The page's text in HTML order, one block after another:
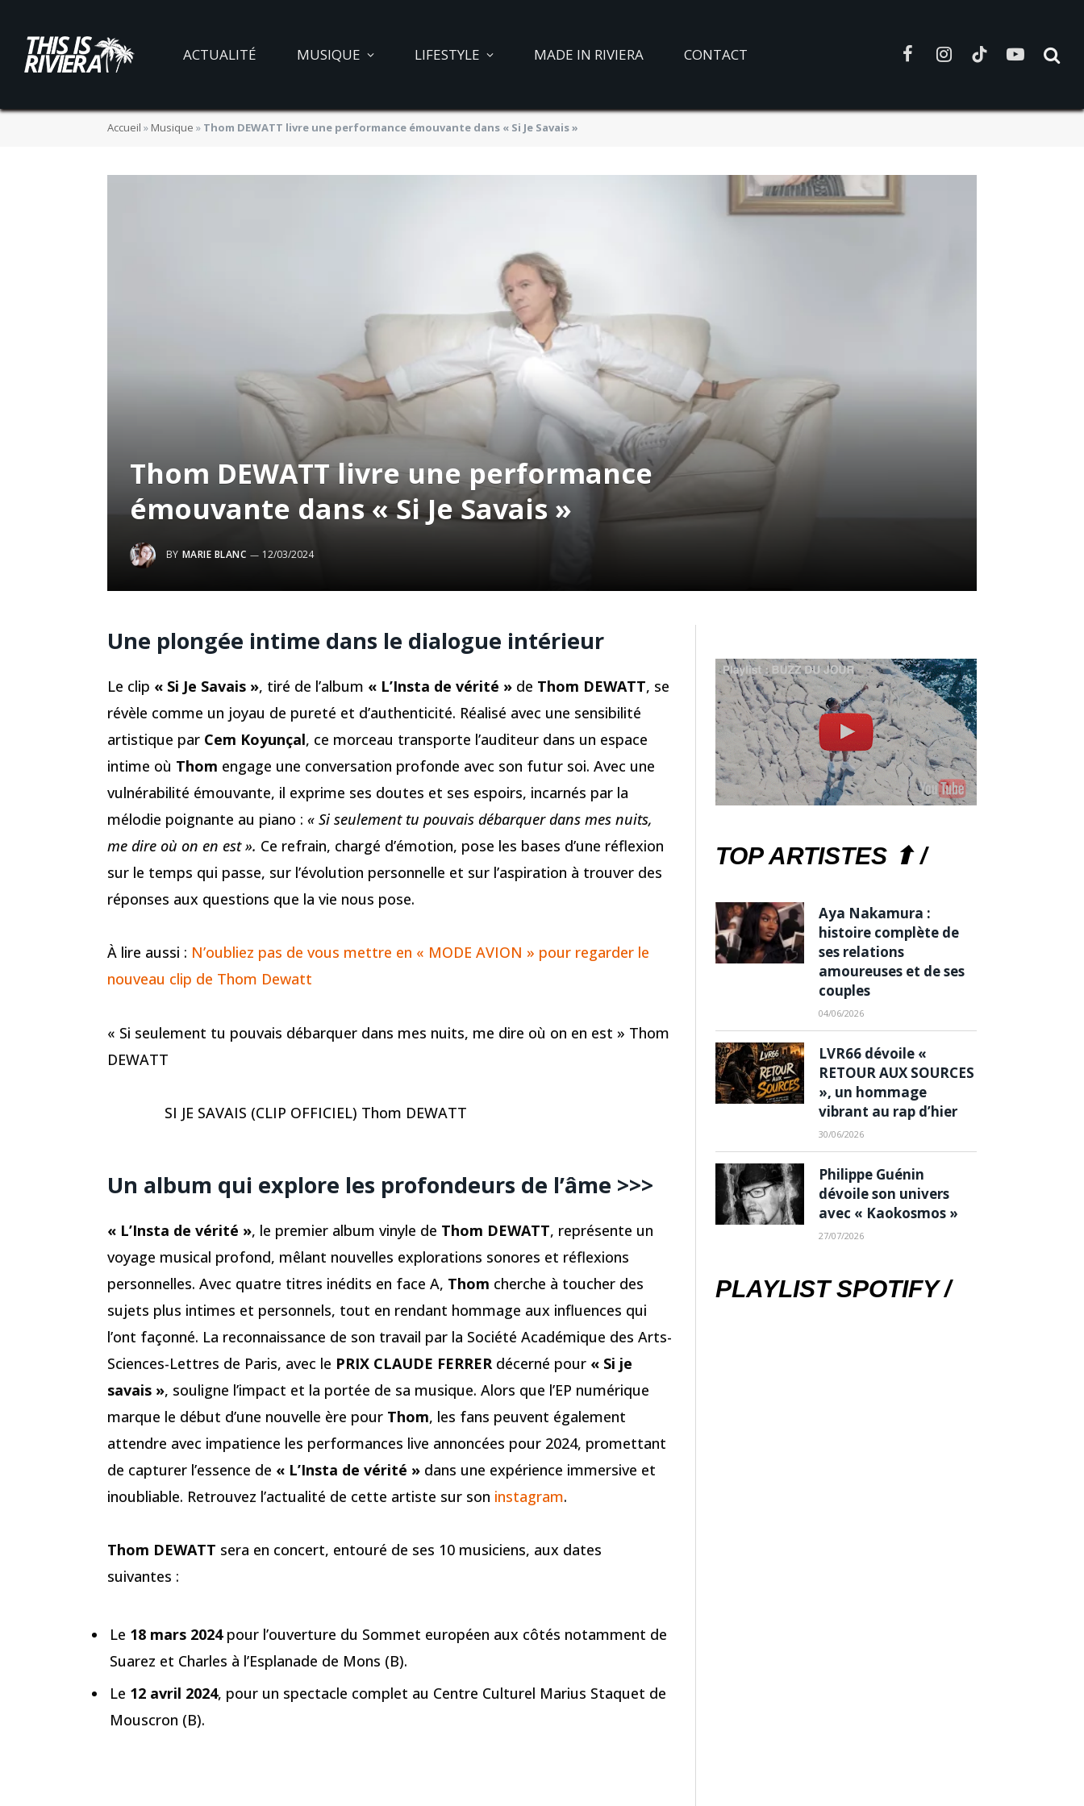
ACTUALITÉ MUSIQUE LIFESTYLE MADE IN RIVIERA CONTACT FacebookInstagramTikTokYouTube
Accueil » Musique » Thom DEWATT livre une performance émouvante dans « Si Je Savais »
Thom DEWATT livre une performance
émouvante dans « Si Je Savais »
BY MARIE BLANC 12/03/2024
Une plongée intime dans le dialogue intérieur
Le clip « Si Je Savais », tiré de l’album « L’Insta de vérité » de Thom DEWATT, se
révèle comme un joyau de pureté et d’authenticité. Réalisé avec une sensibilité
artistique par Cem Koyunçal, ce morceau transporte l’auditeur dans un espace
intime où Thom engage une conversation profonde avec son futur soi. Avec une
vulnérabilité émouvante, il exprime ses doutes et ses espoirs, incarnés par la
mélodie poignante au piano : « Si seulement tu pouvais débarquer dans mes nuits,
me dire où on en est ». Ce refrain, chargé d’émotion, pose les bases d’une réflexion
sur le temps qui passe, sur l’évolution personnelle et sur l’aspiration à trouver des
réponses aux questions que la vie nous pose.
À lire aussi : N’oubliez pas de vous mettre en « MODE AVION » pour regarder le
nouveau clip de Thom Dewatt
« Si seulement tu pouvais débarquer dans mes nuits, me dire où on en est » Thom
DEWATT
SI JE SAVAIS (CLIP OFFICIEL) Thom DEWATT
Un album qui explore les profondeurs de l’âme >>>
« L’Insta de vérité », le premier album vinyle de Thom DEWATT, représente un
voyage musical profond, mêlant nouvelles explorations sonores et réflexions
personnelles. Avec quatre titres inédits en face A, Thom cherche à toucher des
sujets plus intimes et personnels, tout en rendant hommage aux influences qui
l’ont façonné. La reconnaissance de son travail par la Société Académique des Arts-
Sciences-Lettres de Paris, avec le PRIX CLAUDE FERRERdécerné pour « Si je
savais », souligne l’impact et la portée de sa musique. Alors que l’EP numérique
marque le début d’une nouvelle ère pour Thom, les fans peuvent également
attendre avec impatience les performances live annoncées pour 2024, promettant
de capturer l’essence de « L’Insta de vérité » dans une expérience immersive et
inoubliable. Retrouvez l’actualité de cette artiste sur son instagram.
Thom DEWATT sera en concert, entouré de ses 10 musiciens, aux dates
suivantes :
Le 18 mars 2024pour l’ouverture du Sommet européen aux côtés notamment de
Suarez et Charles à l’Esplanade de Mons (B).
Le 12 avril 2024, pour un spectacle complet au Centre Culturel Marius Staquet de
Mouscron (B).
TOP ARTISTES ⬆ /
Aya Nakamura :
histoire complète de
ses relations
amoureuses et de ses
couples
04/06/2026
LVR66 dévoile «
RETOUR AUX SOURCES
», un hommage
vibrant au rap d’hier
30/06/2026
Philippe Guénin
dévoile son univers
avec « Kaokosmos »
27/07/2026
PLAYLIST SPOTIFY /